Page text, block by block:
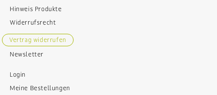
Hinweis Produkte
Widerrufsrecht
Vertrag widerrufen
Newsletter
Login
Meine Bestellungen